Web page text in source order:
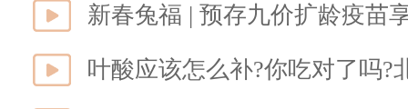
新春兔福 | 预存九价扩龄疫苗
叶酸应该怎么补?你吃对了吗